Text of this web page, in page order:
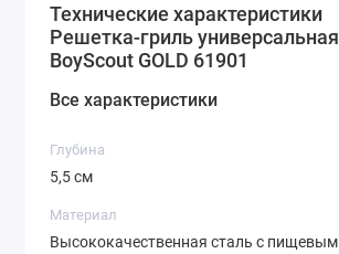
Технические характеристики
Решетка-гриль универсальная
BoyScout GOLD 61901
Все характеристики
Глубина
5,5 см
Материал
Высококачественная сталь с пищевым